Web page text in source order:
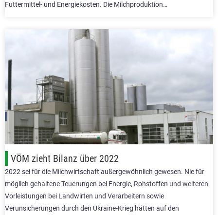
Futtermittel- und Energiekosten. Die Milchproduktion…
VÖM zieht Bilanz über 2022
2022 sei für die Milchwirtschaft außergewöhnlich gewesen. Nie für
möglich gehaltene Teuerungen bei Energie, Rohstoffen und weiteren
Vorleistungen bei Landwirten und Verarbeitern sowie
Verunsicherungen durch den Ukraine-Krieg hätten auf den